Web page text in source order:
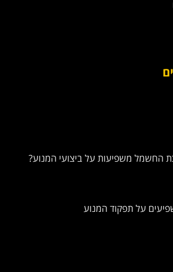
החשמל משפיעות על ביצועי המנוע?
על תפקוד המנוע